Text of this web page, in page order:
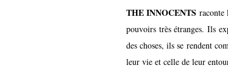
THE INNOCENTS raconte
pouvoirs très étranges. Ils
des choses, ils se rendent
leur vie et celle de leur